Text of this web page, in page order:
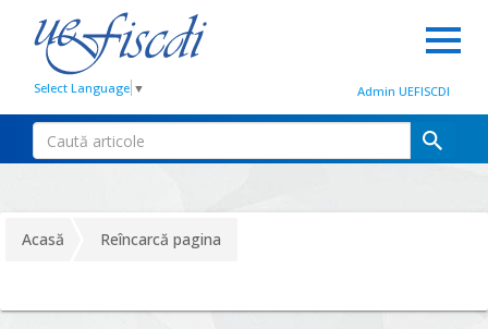
Select Language ▼ Admin UEFISCDI
Acasă Reîncarcă pagina